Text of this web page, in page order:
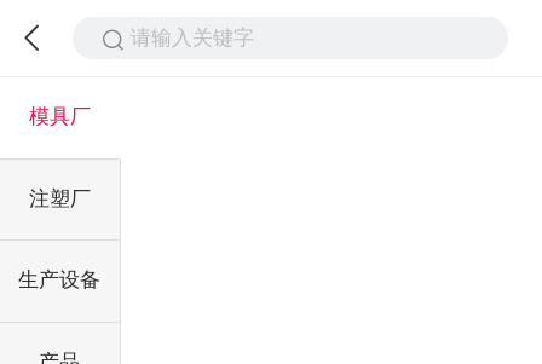
请输入关键字
模具厂
注塑厂
生产设备